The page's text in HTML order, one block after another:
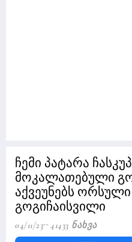
ჩემი პატარა
მოკალათებული
აქვეუნებს ორსული
გოგიჩაისვილი
04/11/23 41433 Ნახვა